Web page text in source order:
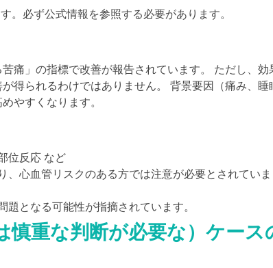
。必ず公式情報を参照する必要があります。
痛」の指標で改善が報告されています。 ただし、効
得られるわけではありません。 背景要因（痛み、睡
やすくなります。
位反応 など
、心血管リスクのある方では注意が必要とされていま
となる可能性が指摘されています。
重な判断が必要な）ケース